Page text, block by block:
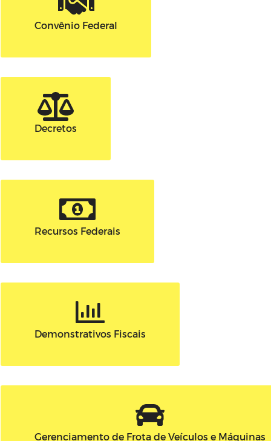
Convênio Federal
Decretos
Recursos Federais
Demonstrativos Fiscais
Gerenciamento de Frota de Veículos e Máquinas